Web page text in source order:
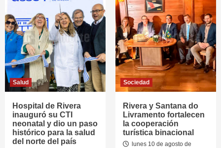
Salud
Hospital de Rivera
inauguró su CTI
neonatal y dio un paso
histórico para la salud
del norte del país
Sociedad
Rivera y Santana do
Livramento fortalecen
la cooperación
turística binacional
lunes 10 de agosto de